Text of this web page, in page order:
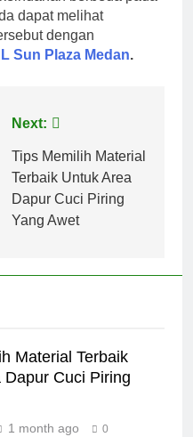
dapat melihat
dengan
Sun Plaza Medan.
Next:
Tips Memilih Material
Terbaik Untuk Area
Dapur Cuci Piring
Yang Awet
Material Terbaik
Dapur Cuci Piring
1 month ago 0